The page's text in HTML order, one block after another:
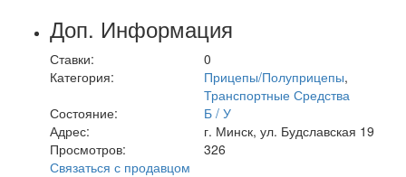
Доп. Информация
Ставки:
0
Категория:
Прицепы/Полуприцепы,
Транспортные Средства
Состояние:
Б / У
Адрес:
г. Минск, ул. Будславская 19
Просмотров:
326
Связаться с продавцом